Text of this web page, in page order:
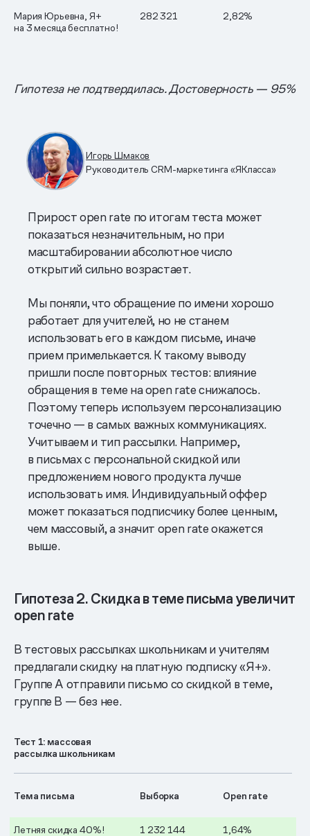
Мария Юрьевна, Я+
на 3 месяца бесплатно!
282 321 2,82%
Гипотеза не подтвердилась. Достоверность — 95%
Игорь Шмаков
Руководитель CRM-маркетинга «ЯКласса»
Прирост open rate по итогам теста может
показаться незначительным, но при
масштабировании абсолютное число
открытий сильно возрастает.
Мы поняли, что обращение по имени хорошо
работает для учителей, но не станем
использовать его в каждом письме, иначе
прием примелькается. К такому выводу
пришли после повторных тестов: влияние
обращения в теме на open rate снижалось.
Поэтому теперь используем персонализацию
точечно — в самых важных коммуникациях.
Учитываем и тип рассылки. Например,
в письмах с персональной скидкой или
предложением нового продукта лучше
использовать имя. Индивидуальный оффер
может показаться подписчику более ценным,
чем массовый, а значит open rate окажется
выше.
Гипотеза 2. Скидка в теме письма увеличит
open rate
В тестовых рассылках школьникам и учителям
предлагали скидку на платную подписку «Я+».
Группе А отправили письмо со скидкой в теме,
группе B — без нее.
Тест 1: массовая
рассылка школьникам
Тема письма Выборка Open rate
Летняя скидка 40%! 1 232 144 1,64%